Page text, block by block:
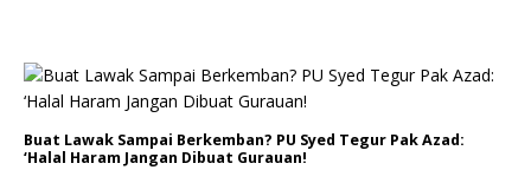
Buat Lawak Sampai Berkemban? PU Syed Tegur Pak Azad:
‘Halal Haram Jangan Dibuat Gurauan!